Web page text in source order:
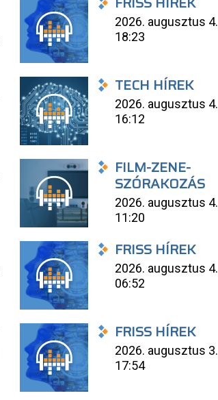
2026. augusztus 4.
18:23
TECH HÍREK
2026. augusztus 4.
16:12
FILM-ZENE-
SZÓRAKOZÁS
2026. augusztus 4.
11:20
FRISS HÍREK
2026. augusztus 4.
06:52
FRISS HÍREK
2026. augusztus 3.
17:54